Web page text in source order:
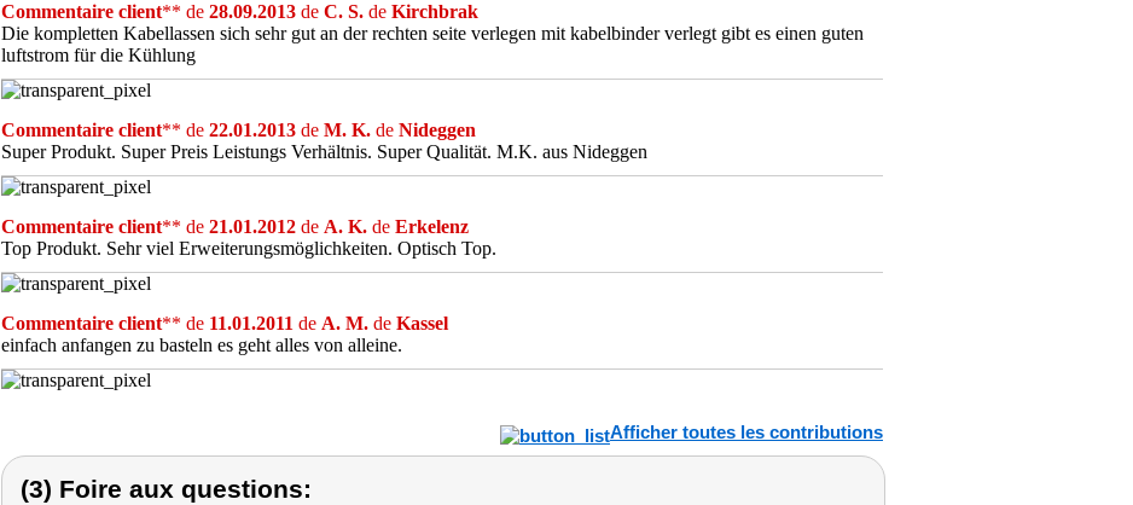
Commentaire client** de 28.09.2013 de C. S. de Kirchbrak
Die kompletten Kabellassen sich sehr gut an der rechten seite verlegen mit kabelbinder verlegt gibt es einen guten
luftstrom für die Kühlung
Commentaire client** de 22.01.2013 de M. K. de Nideggen
Super Produkt. Super Preis Leistungs Verhältnis. Super Qualität. M.K. aus Nideggen
Commentaire client** de 21.01.2012 de A. K. de Erkelenz
Top Produkt. Sehr viel Erweiterungsmöglichkeiten. Optisch Top.
Commentaire client** de 11.01.2011 de A. M. de Kassel
einfach anfangen zu basteln es geht alles von alleine.
Afficher toutes les contributions
(3) Foire aux questions: